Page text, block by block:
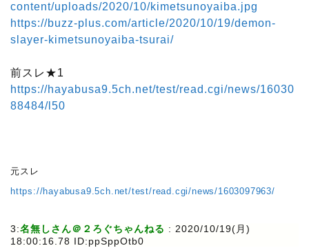
content/uploads/2020/10/kimetsunoyaiba.jpg
https://buzz-plus.com/article/2020/10/19/demon-
slayer-kimetsunoyaiba-tsurai/
前スレ★1
https://hayabusa9.5ch.net/test/read.cgi/news/16030
88484/l50
元スレ
https://hayabusa9.5ch.net/test/read.cgi/news/1603097963/
3:名無しさん＠２ろぐちゃんねる : 2020/10/19(月)
18:00:16.78 ID:ppSppOtb0